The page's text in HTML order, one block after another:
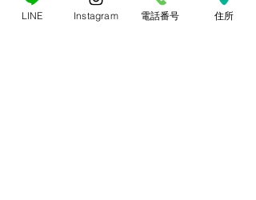
LINE Instagram 電話番号 住所